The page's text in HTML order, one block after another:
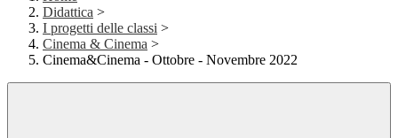
Didattica >
I progetti delle classi >
Cinema & Cinema >
Cinema&Cinema - Ottobre - Novembre 2022